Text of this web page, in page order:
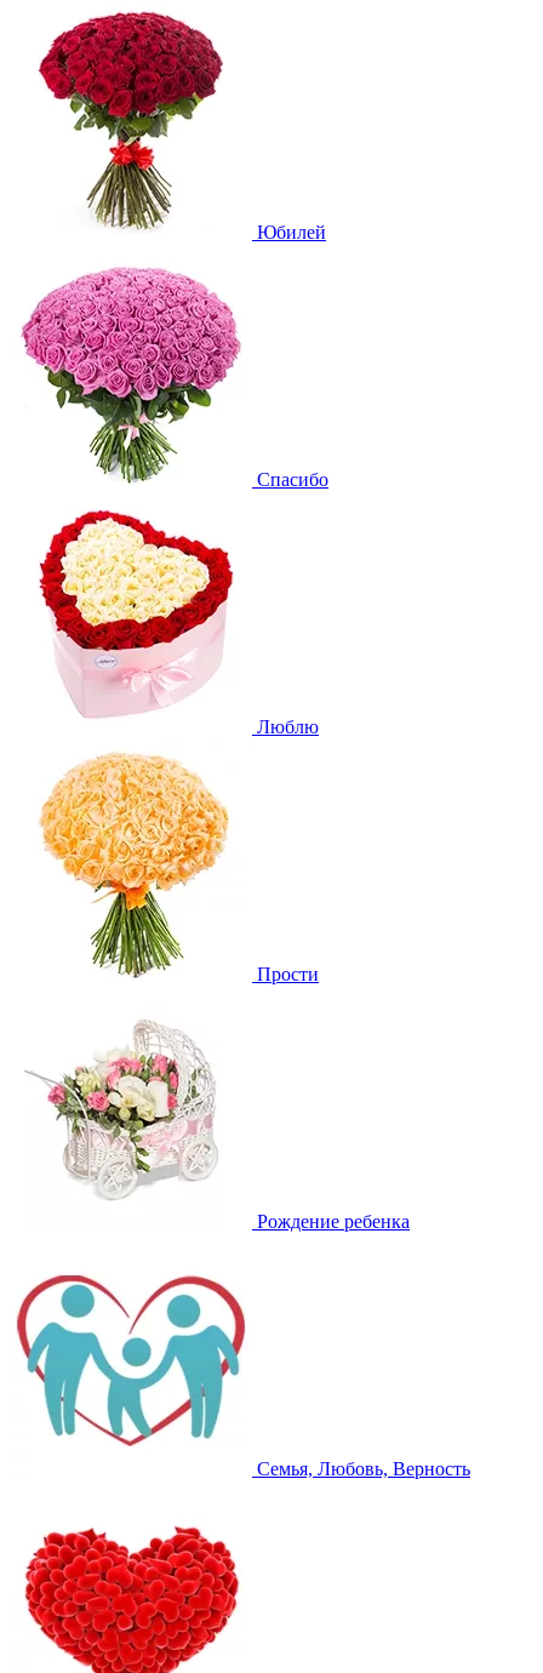
Юбилей
Спасибо
Люблю
Прости
Рождение ребенка
Семья, Любовь, Верность